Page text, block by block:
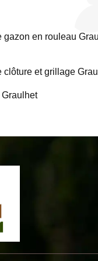
gazon en rouleau
clôture et grillage
Graulhet